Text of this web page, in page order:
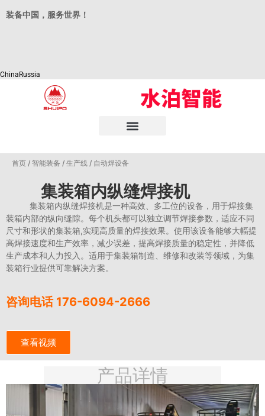
装备中国，服务世界！
China Russia
首页 / 智能装备 / 生产线 / 自动焊设备
集装箱内纵缝焊接机
集装箱内纵缝焊接机是一种高效、多工位的设备，用于焊接集
装箱内部的纵向缝隙。每个机头都可以独立调节焊接参数，适应不同
尺寸和形状的集装箱,实现高质量的焊接效果。使用该设备能够大幅提
高焊接速度和生产效率，减少误差，提高焊接质量的稳定性，并降低
生产成本和人力投入。适用于集装箱制造、维修和改装等领域，为集
装箱行业提供可靠解决方案。
咨询电话176-6094-2666
查看视频
产品详情